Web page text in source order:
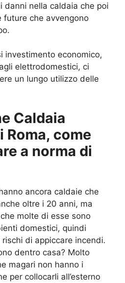
danni nella caldaia che poi
future che avvengono
investimento economico,
elettrodomestici, ci
un lungo utilizzo delle
Caldaia
Roma, come
a norma di
ancora caldaie che
oltre i 20 anni, ma
molte di esse sono
domestici, quindi
di appiccare incendi.
dentro casa? Molto
magari non hanno i
per collocarli all’esterno